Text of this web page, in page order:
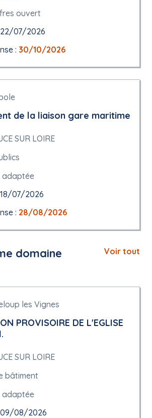
ouvert
22/07/2026
: 30/10/2026
de la liaison gare maritime
SUR LOIRE
adaptée
07/2026
: 28/08/2026
domaine
Voir tout
les Vignes
PROVISOIRE DE L'EGLISE
SUR LOIRE
bâtiment
adaptée
09/08/2026